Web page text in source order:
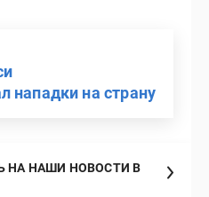
нападки на страну
НА НАШИ НОВОСТИ В